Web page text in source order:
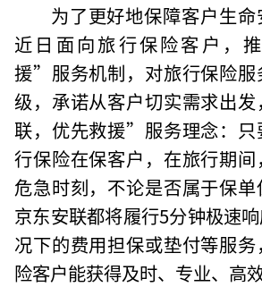
为了更好地保障客户生
近日面向旅行保险客户，
援”服务机制，对旅行保险服
级，承诺从客户切实需求出
联，优先救援”服务理念：只
行保险在保客户，在旅行期
危急时刻，不论是否属于保单
京东安联都将履行5分钟极速
况下的费用担保或垫付等服
险客户能获得及时、专业、高